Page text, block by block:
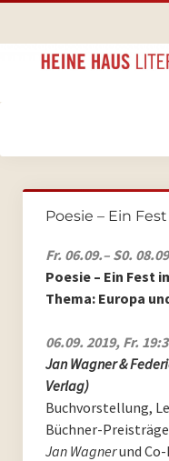
Startseite
PoesieFest 2024
PoesieFest 2022
PoesieFest 2021
PoesieFest 2020.
Poesie – Ein
Fr. 06.09.– S0.
Poesie – Ein Fest
Thema: Europa
06.09. 2019, Fr.
Jan Wagner &
Verlag)
Buchvorstellung,
Büchner-
Jan Wagnerund